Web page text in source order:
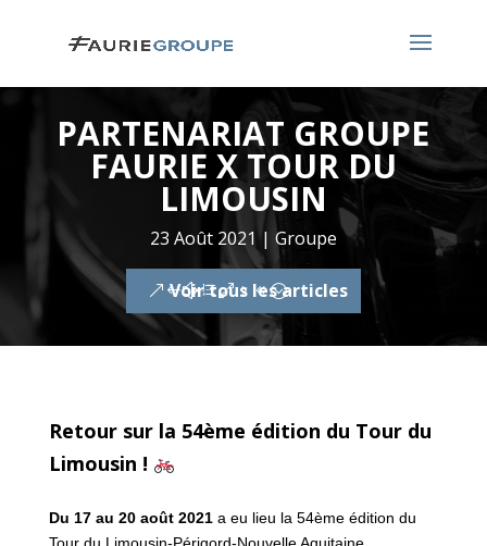
PARTENARIAT GROUPE
FAURIE X TOUR DU
LIMOUSIN
23 Août 2021| Groupe
Voir tous les articles
Retour sur la 54ème édition du Tour du
Limousin !
Du 17 au 20 août 2021a eu lieu la 54ème édition du